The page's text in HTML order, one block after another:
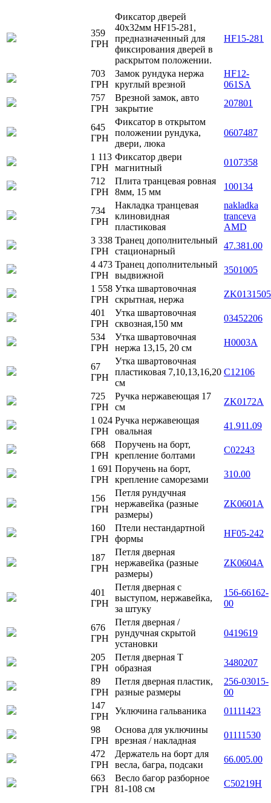
359
ГРН
Фиксатор дверей
40х32мм HF15-281,
предназначенный для
фиксирования дверей в
раскрытом положении.
HF15-281
703
ГРН
Замок рундука нержа
круглый врезной
HF12-
061SA
757
ГРН
Врезной замок, авто
закрытие
207801
645
ГРН
Фиксатор в открытом
положении рундука,
двери, люка
0607487
1 113
ГРН
Фиксатор двери
магнитный
0107358
712
ГРН
Плита транцевая ровная
8мм, 15 мм
100134
734
ГРН
Накладка транцевая
клиновидная
пластиковая
nakladka
tranceva
AMD
3 338
ГРН
Транец дополнительный
стационарный
47.381.00
4 473
ГРН
Транец дополнительный
выдвижной
3501005
1 558
ГРН
Утка швартовочная
скрытная, нержа
401
ГРН
Утка швартовочная
сквозная,150 мм
03452206
534
ГРН
Утка швартовочная
нержа 13,15, 20 см
H0003A
67
ГРН
Утка швартовочная
пластиковая 7,10,13,16,20
cм
C12106
725
ГРН
Ручка нержавеющая 17
см
ZK0172A
1 024
ГРН
Ручка нержавеющая
овальная
41.911.09
668
ГРН
Поручень на борт,
крепление болтами
C02243
1 691
ГРН
Поручень на борт,
крепление саморезами
310.00
156
ГРН
Петля рундучная
нержавейка (разные
размеры)
ZK0601A
160
ГРН
Птели нестандартной
формы
HF05-242
187
ГРН
Петля дверная
нержавейка (разные
размеры)
ZK0604A
401
ГРН
Петля дверная с
выступом, нержавейка,
за штуку
156-66162-
00
676
ГРН
Петля дверная /
рундучная скрытой
установки
0419619
205
ГРН
Петля дверная Т
образная
3480207
89
ГРН
Петля дверная пластик,
разные размеры
256-03015-
00
147
ГРН
Уключина гальваника
01111423
98
ГРН
Основа для уключины
врезная / накладная
01111530
472
ГРН
Держатель на борт для
весла, багра, подсаки
66.005.00
663
ГРН
Весло багор разборное
81-108 см
C50219H